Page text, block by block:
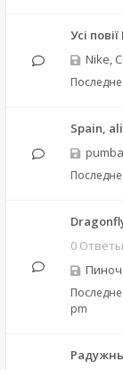
Усі
Nike,
Spain,
pumba
0
pm